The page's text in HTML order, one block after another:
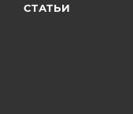
СТАТЬИ